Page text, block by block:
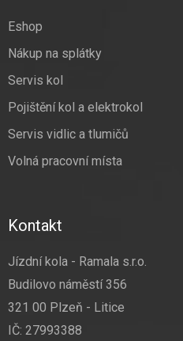
Eshop
Nákup na splátky
Servis kol
Pojištění kol a elektrokol
Servis vidlic a tlumičů
Volná pracovní místa
Kontakt
Jízdní kola - Ramala s.r.o.
Budilovo náměstí 356
321 00 Plzeň - Litice
IČ: 27993388